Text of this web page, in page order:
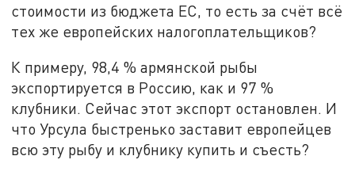
стоимости из бюджета ЕС, то есть за счёт всё
тех же европейских налогоплательщиков?
К примеру, 98,4 % армянской рыбы
экспортируется в Россию, как и 97 %
клубники. Сейчас этот экспорт остановлен. И
что Урсула быстренько заставит европейцев
всю эту рыбу и клубнику купить и съесть?